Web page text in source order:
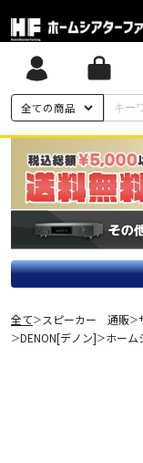
全ての商品
全て＞ スピーカー 通販＞
＞DENON[デノン]＞ホーム